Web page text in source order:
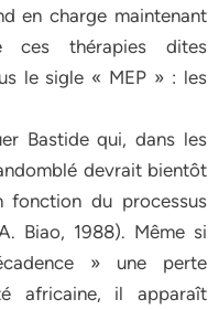
en charge maintenant
ces thérapies dites
le sigle « MEP » : les
Bastide qui, dans les
devrait bientôt
fonction du processus
Biao, 1988). Même si
» une perte
africaine, il apparaît